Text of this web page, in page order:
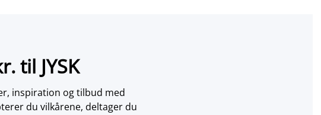
til JYSK
inspiration og tilbud med
du vilkårene, deltager du